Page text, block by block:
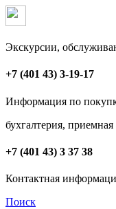
Экскурсии,
+7 (401 43) 3-19-17
Информация по
бухгалтерия, приемная
+7 (401 43) 3 37 38
Контактная
Поиск